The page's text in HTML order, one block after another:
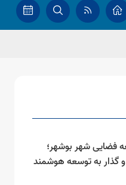
فضایی شهر بوشهر؛
گذار به توسعه هوشمند